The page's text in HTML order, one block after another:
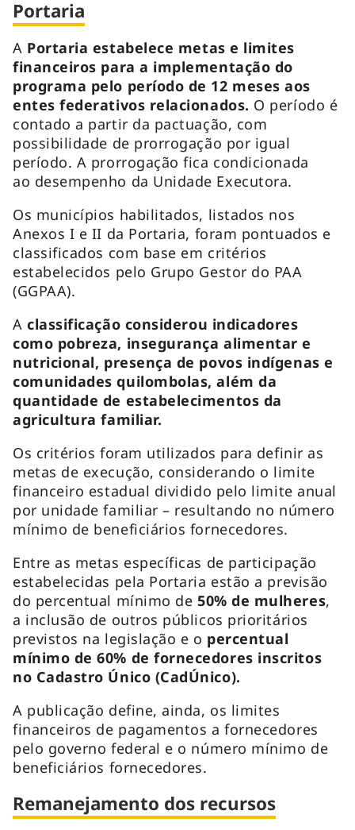
Portaria
A Portaria estabelece metas e limites
financeiros para a implementação do
programa pelo período de 12 meses aos
entes federativos relacionados. O período é
contado a partir da pactuação, com
possibilidade de prorrogação por igual
período. A prorrogação fica condicionada
ao desempenho da Unidade Executora.
Os municípios habilitados, listados nos
Anexos I e II da Portaria, foram pontuados e
classificados com base em critérios
estabelecidos pelo Grupo Gestor do PAA
(GGPAA).
Aclassificação considerou indicadores
como pobreza, insegurança alimentar e
nutricional, presença de povos indígenas e
comunidades quilombolas, além da
quantidade de estabelecimentos da
agricultura familiar.
Os critérios foram utilizados para definir as
metas de execução, considerando o limite
financeiro estadual dividido pelo limite anual
por unidade familiar – resultando no número
mínimo de beneficiários fornecedores.
Entre as metas específicas de participação
estabelecidas pela Portaria estão a previsão
do percentual mínimo de 50% de mulheres,
a inclusão de outros públicos prioritários
previstos na legislação e o percentual
mínimo de 60% de fornecedores inscritos
no Cadastro Único (CadÚnico).
A publicação define, ainda, os limites
financeiros de pagamentos a fornecedores
pelo governo federal e o número mínimo de
beneficiários fornecedores.
Remanejamento dos recursos